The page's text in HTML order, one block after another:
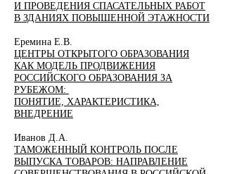
И ПРОВЕДЕНИЯ СПАСАТЕЛЬНЫХ РАБОТ
В ЗДАНИЯХ ПОВЫШЕННОЙ ЭТАЖНОСТИ
Еремина Е.В.
ЦЕНТРЫ ОТКРЫТОГО ОБРАЗОВАНИЯ
КАК МОДЕЛЬ ПРОДВИЖЕНИЯ
РОССИЙСКОГО ОБРАЗОВАНИЯ ЗА
РУБЕЖОМ:
ПОНЯТИЕ, ХАРАКТЕРИСТИКА,
ВНЕДРЕНИЕ
Иванов Д.А.
ТАМОЖЕННЫЙ КОНТРОЛЬ ПОСЛЕ
ВЫПУСКА ТОВАРОВ: НАПРАВЛЕНИЕ